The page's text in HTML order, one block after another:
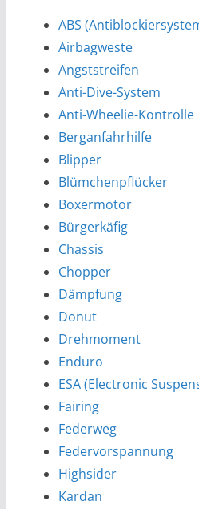
ABS
Airbagweste
Angststreifen
Anti-Dive-System
Anti-Wheelie-Kontrolle
Berganfahrhilfe
Blipper
Blümchenpflücker
Boxermotor
Bürgerkäfig
Chassis
Chopper
Dämpfung
Donut
Drehmoment
Enduro
ESA (Electronic
Fairing
Federweg
Federvorspannung
Highsider
Kardan